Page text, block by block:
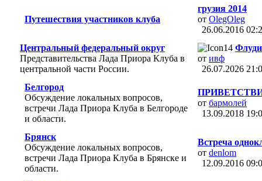
Путешествия участников клуба
грузия 2014
от OlegOleg
26.06.2016
Центральный федеральный округ
Представительства Лада Приора Клуба в
центральной части России.
от ивф
26.07.2026
Белгород
Обсуждение локальных вопросов,
встречи Лада Приора Клуба в Белгороде
и области.
от бармолей
13.09.2018
Брянск
Обсуждение локальных вопросов,
встречи Лада Приора Клуба в Брянске и
области.
Встреча
от denlom
12.09.2016